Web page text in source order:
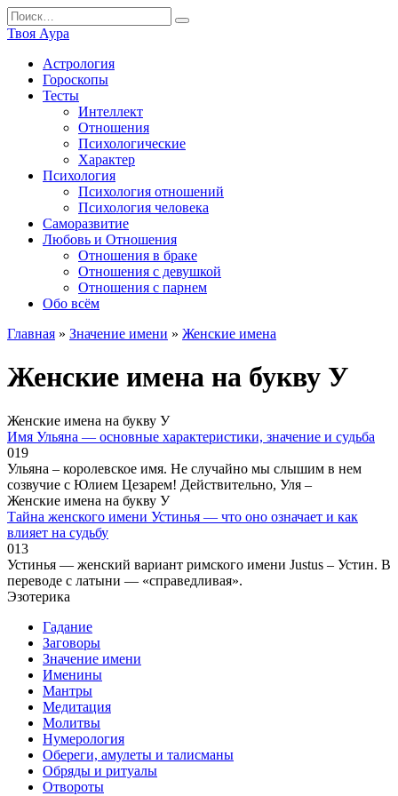
Перейти
к
содержанию
Search
for:
Твоя Аура
Астрология
Гороскопы
Тесты
Интеллект
Отношения
Психологические
Характер
Психология
Психология отношений
Психология человека
Саморазвитие
Любовь и Отношения
Отношения в браке
Отношения с девушкой
Отношения с парнем
Обо всём
Главная » Значение имени » Женские имена
Женские имена на букву У
Женские имена на букву У
Имя Ульяна — основные характеристики, значение и судьба
019
Ульяна – королевское имя. Не случайно мы слышим в нем
созвучие с Юлием Цезарем! Действительно, Уля –
Женские имена на букву У
Тайна женского имени Устинья — что оно означает и как
влияет на судьбу
013
Устинья — женский вариант римского имени Justus – Устин. В
переводе с латыни — «справедливая».
Эзотерика
Гадание
Заговоры
Значение имени
Именины
Мантры
Медитация
Молитвы
Нумерология
Обереги, амулеты и талисманы
Обряды и ритуалы
Отвороты